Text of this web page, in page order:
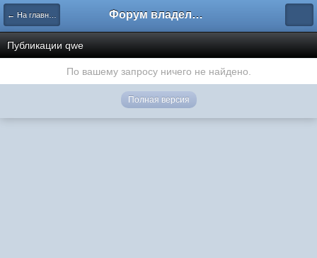
← На главную Форум владельцев интернет-магазинов
Публикации qwe
По вашему запросу ничего не найдено.
Полная версия